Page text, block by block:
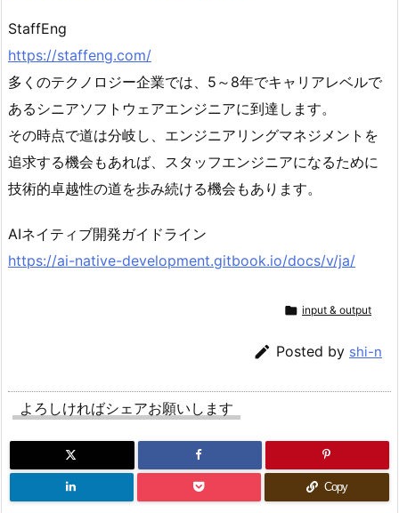
StaffEng
https://staffeng.com/
多くのテクノロジー企業では、5～8年でキャリアレベルで
あるシニアソフトウェアエンジニアに到達します。
その時点で道は分岐し、エンジニアリングマネジメントを
追求する機会もあれば、スタッフエンジニアになるために
技術的卓越性の道を歩み続ける機会もあります。
AIネイティブ開発ガイドライン
https://ai-native-development.gitbook.io/docs/v/ja/
 input & output
 Posted by shi-n
よろしければシェアお願いします
Copy